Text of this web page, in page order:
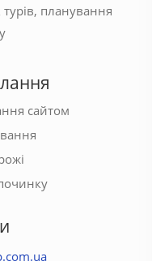
планування
сайтом